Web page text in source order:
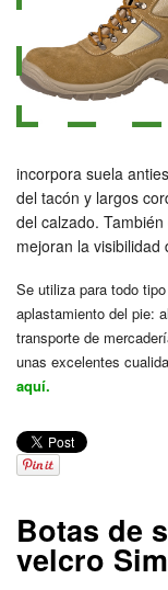
incorpora suela
del tacón y largos
del calzado.
mejoran la
Se utiliza para todo
aplastamiento del pie:
transporte de
unas excelentes
aquí.
Botas de
velcro